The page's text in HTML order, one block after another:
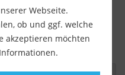
FÜR
Webseite.
ob und ggf. welche
akzeptieren möchten